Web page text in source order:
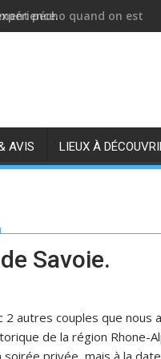
pécho quand on est un
AVIS LIEUX À
Savoie.
2 autres couples que nous
de la région Rhone-
soirée privée, mais à la